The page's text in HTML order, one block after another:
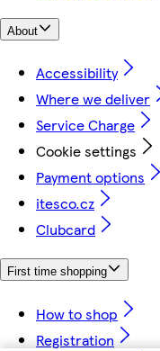
About
Accessibility
Where we deliver
Service Charge
Cookie settings
Payment options
itesco.cz
Clubcard
First time shopping
How to shop
Registration